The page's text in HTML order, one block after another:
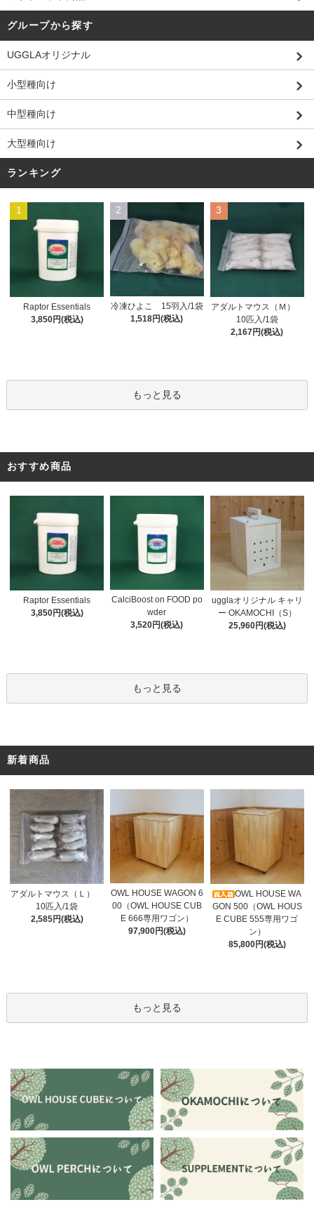
グループから探す
UGGLAオリジナル
小型種向け
中型種向け
大型種向け
ランキング
1
Raptor Essentials
3,850円(税込)
2
冷凍ひよこ 15羽入/1袋
1,518円(税込)
3
アダルトマウス（Ｍ）
10匹入/1袋
2,167円(税込)
もっと見る
おすすめ商品
Raptor Essentials
3,850円(税込)
CalciBoost on FOOD po
wder
3,520円(税込)
ugglaオリジナル キャリ
ー OKAMOCHI（S）
25,960円(税込)
もっと見る
新着商品
アダルトマウス（Ｌ）
10匹入/1袋
2,585円(税込)
OWL HOUSE WAGON 6
00（OWL HOUSE CUB
E 666専用ワゴン）
97,900円(税込)
OWL HOUSE WA
GON 500（OWL HOUS
E CUBE 555専用ワゴ
ン）
85,800円(税込)
もっと見る